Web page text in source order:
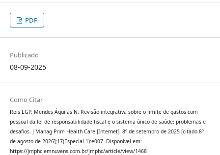
PDF
Publicado
08-09-2025
Como Citar
Reis LGP, Mendes Áquilas N. Revisão integrativa sobre o limite de gastos com
pessoal da lei de responsabilidade fiscal e o sistema único de saúde: problemas e
desafios. J Manag Prim Health Care [Internet]. 8º de setembro de 2025 [citado 8º
de agosto de 2026];17(Especial 1):e007. Disponível em:
https://jmphc.emnuvens.com.br/jmphc/article/view/1468